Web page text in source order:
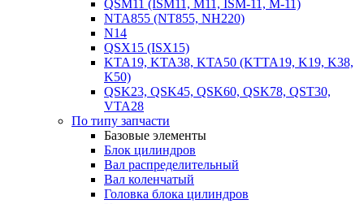
QSM11 (ISM11, M11, ISM-11, M-11)
NTA855 (NT855, NH220)
N14
QSX15 (ISX15)
KTA19, KTA38, KTA50 (KTTA19, K19, K38,
K50)
QSK23, QSK45, QSK60, QSK78, QST30,
VTA28
По типу запчасти
Базовые элементы
Блок цилиндров
Вал распределительный
Вал коленчатый
Головка блока цилиндров